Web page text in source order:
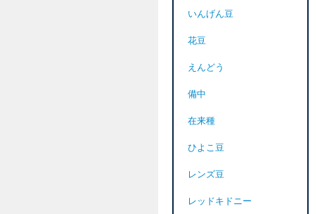
いんげん豆
花豆
えんどう
備中
在来種
ひよこ豆
レンズ豆
レッドキドニー